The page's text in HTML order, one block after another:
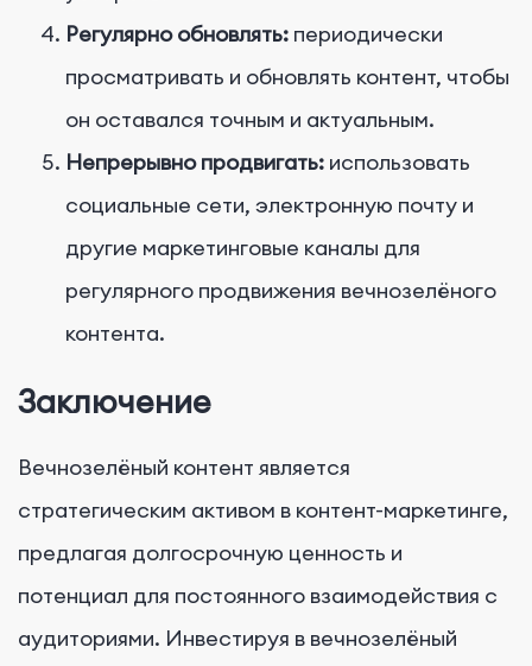
Регулярно обновлять: периодически
просматривать и обновлять контент, чтобы
он оставался точным и актуальным.
Непрерывно продвигать: использовать
социальные сети, электронную почту и
другие маркетинговые каналы для
регулярного продвижения вечнозелёного
контента.
Заключение
Вечнозелёный контент является
стратегическим активом в контент-маркетинге,
предлагая долгосрочную ценность и
потенциал для постоянного взаимодействия с
аудиториями. Инвестируя в вечнозелёный